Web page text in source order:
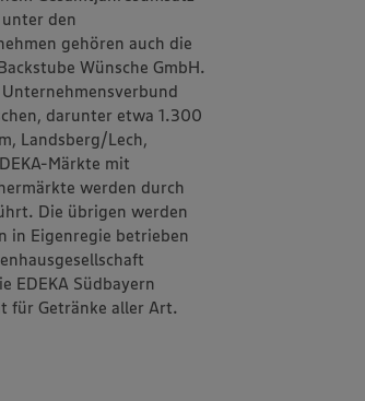
den
gehören auch die
Wünsche GmbH.
darunter etwa 1.300
Landsberg/Lech,
Märkte mit
werden durch
Die übrigen werden
in Eigenregie betrieben
EDEKA Südbayern
für Getränke aller Art.